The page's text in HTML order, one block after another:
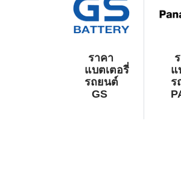
ราคา
แบตเตอรี่
รถยนต์
GS
แ
ร